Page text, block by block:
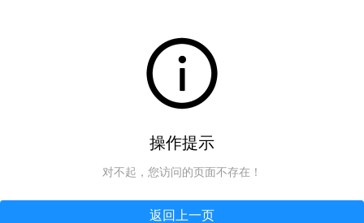
操作提示
对不起，您访问的页面不存在！
返回上一页